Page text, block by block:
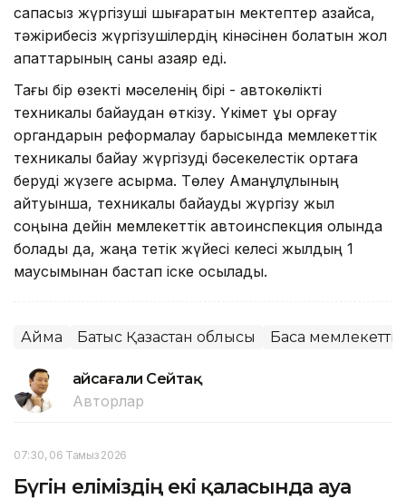
сапасыз жүргізуші шығаратын мектептер азайса,
тәжірибесіз жүргізушілердің кінәсінен болатын жол
апаттарының саны азаяр еді.
Тағы бір өзекті мәселенің бірі - автокөлікті
техникалық байқаудан өткізу. Үкімет құқық қорғау
органдарын реформалау барысында мемлекеттік
техникалық байқау жүргізуді бәсекелестік ортаға
беруді жүзеге асырмақ. Төлеу Аманқұлұлының
айтуынша, техникалық байқауды жүргізу жыл
соңына дейін мемлекеттік автоинспекция қолында
болады да, жаңа тетік жүйесі келесі жылдың 1
маусымынан бастап іске қосылады.
Аймақ Батыс Қазақстан облысы Басқа
Ғайсағали Сейтақ
Авторлар
07:30, 06 Тамыз 2026
Бүгін еліміздің екі қаласында ауа